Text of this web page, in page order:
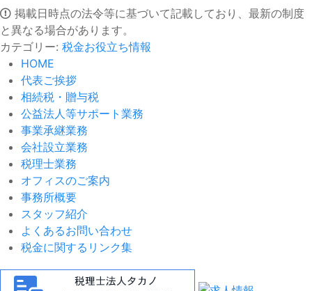
掲載日時点の法令等に基づいて記載しており、最新の制度
と異なる場合があります。
カテゴリー: 税金お役立ち情報
HOME
代表ご挨拶
相続税・贈与税
公益法人等サポート業務
事業承継業務
会社設立業務
税理士業務
オフィスのご案内
事務所概要
スタッフ紹介
よくあるお問い合わせ
税金に関するリンク集